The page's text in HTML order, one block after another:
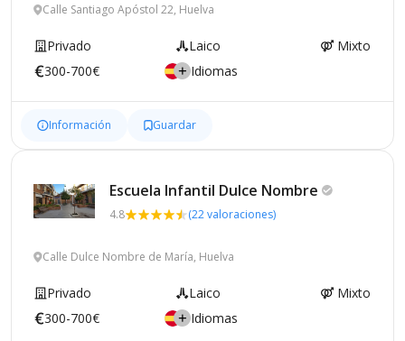
Calle Santiago Apóstol 22, Huelva
Privado Laico
Mixto
300-700€
Idiomas
Información Guardar
Escuela Infantil Dulce Nombre
4.8 (22 valoraciones)
Calle Dulce Nombre de María, Huelva
Privado Laico
Mixto
300-700€
Idiomas